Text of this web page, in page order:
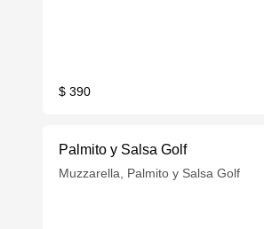
$ 390
Palmito y Salsa Golf
Muzzarella, Palmito y Salsa Golf